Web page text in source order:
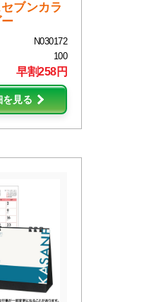
ブンカラ
N030172
100
早割258円
を見る